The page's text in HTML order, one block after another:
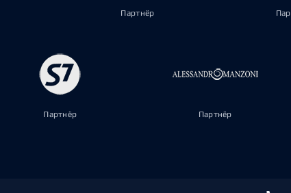
Партнёр
Партнёр Партнёр